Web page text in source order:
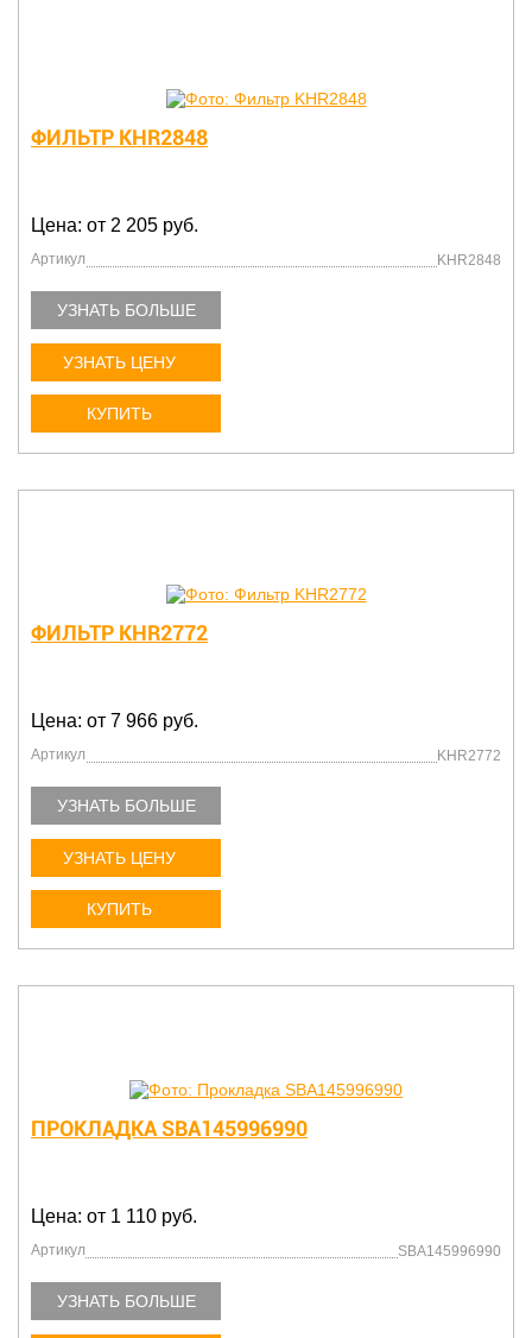
ФИЛЬТР KHR2848
Цена: от 2 205 руб.
Артикул KHR2848
УЗНАТЬ БОЛЬШЕ
УЗНАТЬ ЦЕНУ
КУПИТЬ
ФИЛЬТР KHR2772
Цена: от 7 966 руб.
Артикул KHR2772
УЗНАТЬ БОЛЬШЕ
УЗНАТЬ ЦЕНУ
КУПИТЬ
ПРОКЛАДКА SBA145996990
Цена: от 1 110 руб.
Артикул SBA145996990
УЗНАТЬ БОЛЬШЕ